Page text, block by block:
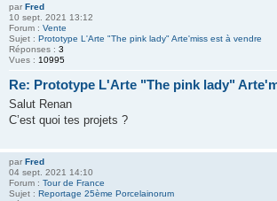
par Fred
10 sept. 2021 13:12
Forum : Vente
Sujet : Prototype L'Arte "The pink lady" Arte'miss est à vendre
Réponses : 3
Vues : 10995
Re: Prototype L'Arte "The pink lady"
Salut Renan
C’est quoi tes projets ?
par Fred
04 sept. 2021 14:10
Forum : Tour de France
Sujet : Reportage 25ème Porcelainorum